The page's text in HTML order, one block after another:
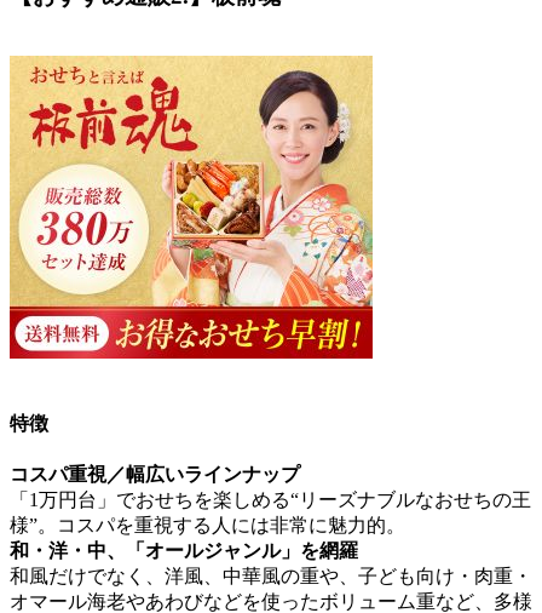
特徴
コスパ重視／幅広いラインナップ
「1万円台」でおせちを楽しめる“リーズナブルなおせちの王
様”。
コスパを重視する人には非常に魅力的。
和・洋・中、「オールジャンル」を網羅
和風だけでなく、洋風、中華風の重や、子ども向け・肉重・
オマール海老やあわびなどを使ったボリューム重など、多様